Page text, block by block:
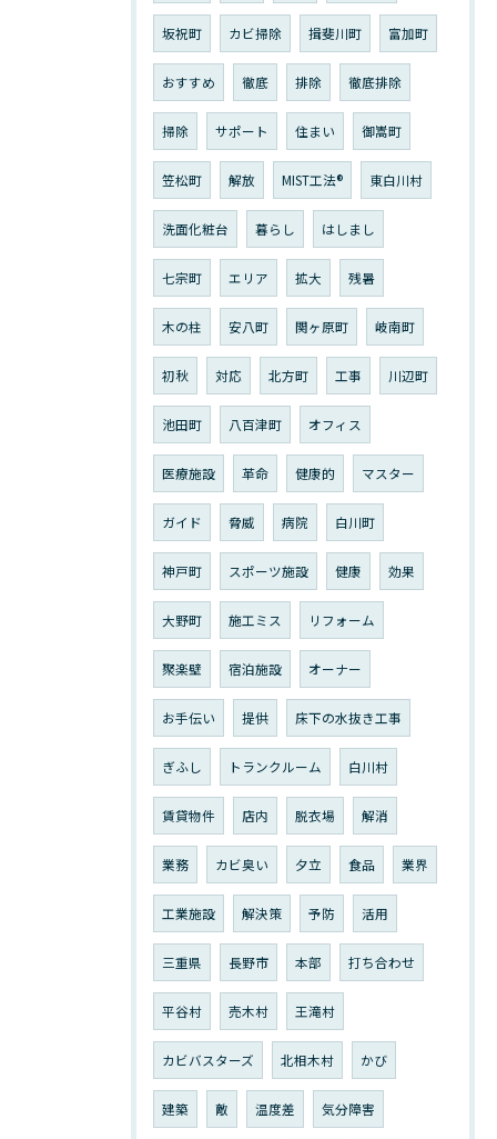
坂祝町 カビ掃除 揖斐川町 富加町
おすすめ 徹底 排除 徹底排除
掃除 サポート 住まい 御嵩町
笠松町 解放 MIST工法®︎ 東白川村
洗面化粧台 暮らし はしまし
七宗町 エリア 拡大 残暑
木の柱 安八町 関ヶ原町 岐南町
初秋 対応 北方町 工事 川辺町
池田町 八百津町 オフィス
医療施設 革命 健康的 マスター
ガイド 脅威 病院 白川町
神戸町 スポーツ施設 健康 効果
大野町 施工ミス リフォーム
聚楽壁 宿泊施設 オーナー
お手伝い 提供 床下の水抜き工事
ぎふし トランクルーム 白川村
賃貸物件 店内 脱衣場 解消
業務 カビ臭い 夕立 食品 業界
工業施設 解決策 予防 活用
三重県 長野市 本部 打ち合わせ
平谷村 売木村 王滝村
カビバスターズ 北相木村 かび
建築 敵 温度差 気分障害